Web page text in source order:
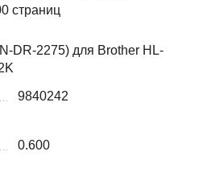
страниц
DR-2275) для Brother HL-
9840242
0.600